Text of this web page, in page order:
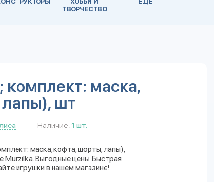
ХОББИ И
ТВОРЧЕСТВО
ЕЩЕ
маска,
шт
Наличие: 1 шт.
маска, кофта, шорты, лапы),
Murzilka. Выгодные цены. Быстрая
игрушки в нашем магазине!